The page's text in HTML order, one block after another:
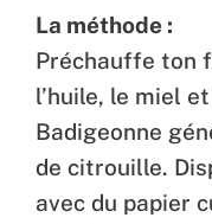
La méthode :
Préchauffe ton
l’huile, le miel
Badigeonne
de citrouille.
avec du papier